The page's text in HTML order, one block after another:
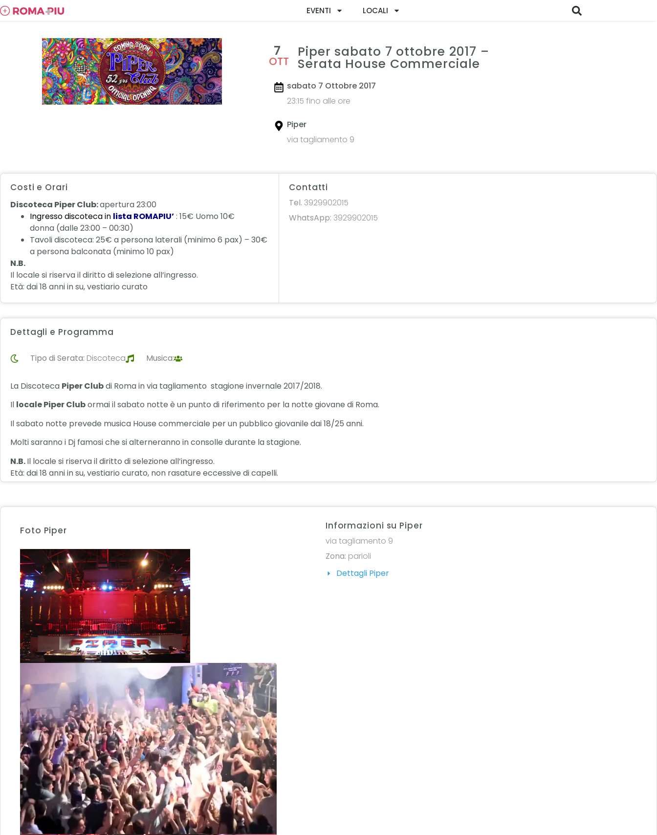
EVENTI LOCALI
7
OTT
Piper sabato 7 ottobre 2017 –
Serata House Commerciale
sabato 7 Ottobre 2017
23:15 fino alle ore
Piper
via tagliamento 9
Costi e Orari
Discoteca Piper Club:apertura 23:00
Ingresso discoteca in lista ROMAPIU’: 15€ Uomo 10€
donna (dalle 23:00 – 00:30)
Tavoli discoteca: 25€ a persona laterali (minimo 6 pax) – 30€
a persona balconata (minimo 10 pax)
N.B.
Il locale si riserva il diritto di selezione all’ingresso.
Età: dai 18 anni in su, vestiario curato
Contatti
Tel. 3929902015
WhatsApp: 3929902015
Dettagli e Programma
Tipo di Serata: Discoteca Musica:
La Discoteca Piper Clubdi Roma in via tagliamento stagione invernale 2017/2018.
Il locale Piper Clubormai il sabato notte è un punto di riferimento per la notte giovane di Roma.
Il sabato notte prevede musica House commerciale per un pubblico giovanile dai 18/25 anni.
Molti saranno i Dj famosi che si alterneranno in consolle durante la stagione.
N.B.Il locale si riserva il diritto di selezione all’ingresso.
Età: dai 18 anni in su, vestiario curato, non rasature eccessive di capelli.
Foto Piper Informazioni su Piper
via tagliamento 9
Zona: parioli
Dettagli Piper